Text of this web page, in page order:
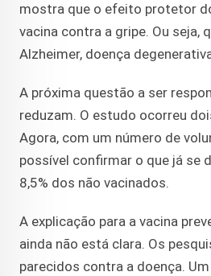
mostra que o efeito protetor
vacina contra a gripe. Ou
Alzheimer, doença
A próxima questão a ser
reduzam. O estudo ocorreu
Agora, com um número de
possível confirmar o que já se
8,5% dos não vacinados.
A explicação para a vacina
ainda não está clara. Os
parecidos contra a doença.